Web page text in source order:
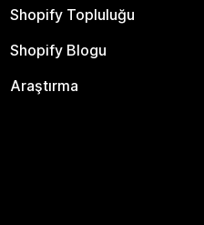
Shopify Topluluğu
Shopify Blogu
Araştırma